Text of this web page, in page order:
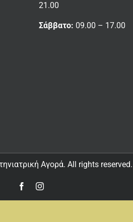
21.00
Σάββατο: 09.00 – 17.00
Αγορά. All rights reserved.
FacebookInstagram